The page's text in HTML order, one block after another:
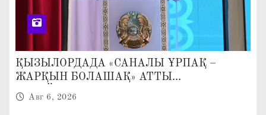
ҚЫЗЫЛОРДАДА «САНАЛЫ ҰРПАҚ –
ЖАРҚЫН БОЛАШАҚ» АТТЫ
КЕҢЕЙТІЛГЕН МӘЖІЛІС ӨТТІ
Авг 6, 2026